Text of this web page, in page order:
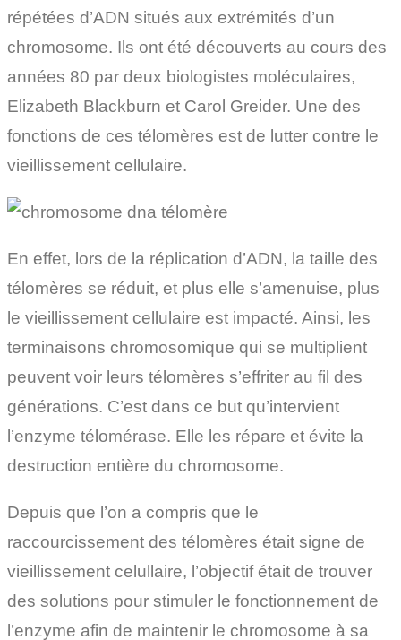
répétées d’ADN situés aux extrémités d’un
chromosome. Ils ont été découverts au cours des
années 80 par deux biologistes moléculaires,
Elizabeth Blackburn et Carol Greider. Une des
fonctions de ces télomères est de lutter contre le
vieillissement cellulaire.
En effet, lors de la réplication d’ADN, la taille des
télomères se réduit, et plus elle s’amenuise, plus
le vieillissement cellulaire est impacté. Ainsi, les
terminaisons chromosomique qui se multiplient
peuvent voir leurs télomères s’effriter au fil des
générations. C’est dans ce but qu’intervient
l’enzyme télomérase. Elle les répare et évite la
destruction entière du chromosome.
Depuis que l’on a compris que le
raccourcissement des télomères était signe de
vieillissement celullaire, l’objectif était de trouver
des solutions pour stimuler le fonctionnement de
l’enzyme afin de maintenir le chromosome à sa